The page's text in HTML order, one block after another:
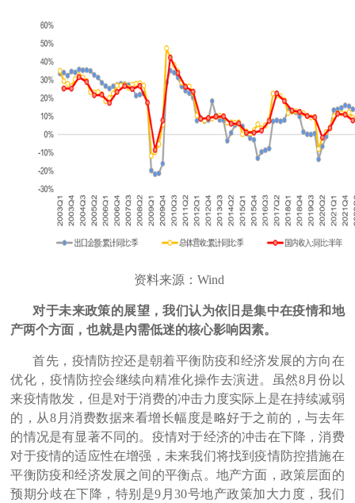
资料来源： Wind
对于未来政策的展望，我们认为依旧是集中在疫情和地
产两个方面，也就是内需低迷的核心影响因素。
首先，疫情防控还是朝着平衡防疫和经济发展的方向在
优化，疫情防控会继续向精准化操作去演进。虽然8月份以
来疫情散发，但是对于消费的冲击力度实际上是在持续减弱
的，从8月消费数据来看增长幅度是略好于之前的，与去年
的情况是有显著不同的。疫情对于经济的冲击在下降，消费
对于疫情的适应性在增强，未来我们将找到疫情防控措施在
平衡防疫和经济发展之间的平衡点。地产方面，政策层面的
预期分歧在下降，特别是9月30号地产政策加大力度，我们